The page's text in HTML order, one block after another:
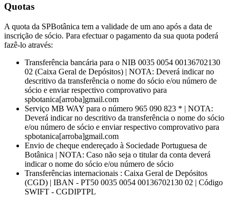
Quotas
A quota da SPBotânica tem a validade de um ano após a data de
inscrição de sócio. Para efectuar o pagamento da sua quota poderá
fazê-lo através:
Transferência bancária para o NIB 0035 0054 00136702130
02 (Caixa Geral de Depósitos) | NOTA: Deverá indicar no
descritivo da transferência o nome do sócio e/ou número de
sócio e enviar respectivo comprovativo para
spbotanica[arroba]gmail.com
Serviço MB WAY para o número 965 090 823 * | NOTA:
Deverá indicar no descritivo da transferência o nome do sócio
e/ou número de sócio e enviar respectivo comprovativo para
spbotanica[arroba]gmail.com
Envio de cheque endereçado à Sociedade Portuguesa de
Botânica | NOTA: Caso não seja o titular da conta deverá
indicar o nome do sócio e/ou número de sócio
Transferências internacionais : Caixa Geral de Depósitos
(CGD) | IBAN - PT50 0035 0054 00136702130 02 | Código
SWIFT - CGDIPTPL